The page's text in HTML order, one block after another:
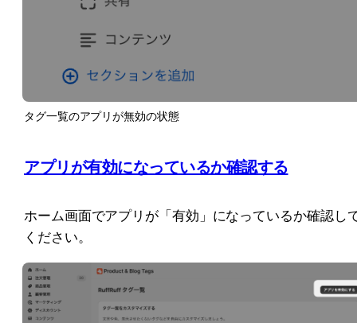
タグ一覧のアプリが無効の状態
アプリが有効になっているか確認する
ホーム画面でアプリが「有効」になっているか確認し
ください。